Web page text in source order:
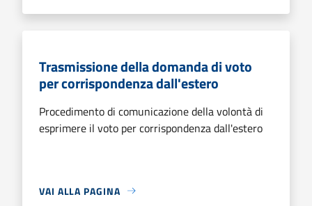
Trasmissione della domanda di voto
per corrispondenza dall'estero
Procedimento di comunicazione della volontà di
esprimere il voto per corrispondenza dall'estero
VAI ALLA PAGINA